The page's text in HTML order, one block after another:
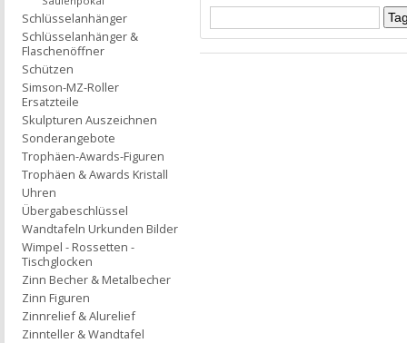
Schlüsselanhänger
Schlüsselanhänger &
Flaschenöffner
Schützen
Simson-MZ-Roller
Ersatzteile
Skulpturen Auszeichnen
Sonderangebote
Trophäen-Awards-Figuren
Trophäen & Awards Kristall
Uhren
Übergabeschlüssel
Wandtafeln Urkunden Bilder
Wimpel - Rossetten -
Tischglocken
Zinn Becher & Metalbecher
Zinn Figuren
Zinnrelief & Alurelief
Zinnteller & Wandtafel